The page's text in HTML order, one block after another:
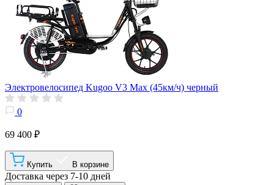
Электровелосипед Kugoo V3 Max (45км/ч) черный
0
69 400 ₽
Купить В корзине
Доставка через 7-10 дней